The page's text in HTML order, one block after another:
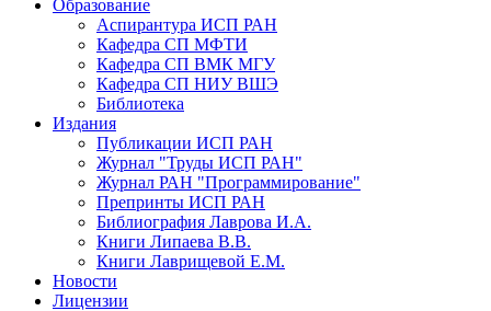
Образование
Аспирантура ИСП РАН
Кафедра СП МФТИ
Кафедра СП ВМК МГУ
Кафедра СП НИУ ВШЭ
Библиотека
Издания
Публикации ИСП РАН
Журнал "Труды ИСП РАН"
Журнал РАН "Программирование"
Препринты ИСП РАН
Библиография Лаврова И.А.
Книги Липаева В.В.
Книги Лаврищевой Е.М.
Новости
Лицензии